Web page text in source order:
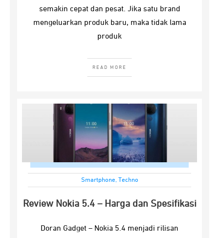
semakin cepat dan pesat. Jika satu brand
mengeluarkan produk baru, maka tidak lama
produk
READ MORE
Smartphone, Techno
Review Nokia 5.4 – Harga dan Spesifikasi
Doran Gadget – Nokia 5.4 menjadi rilisan